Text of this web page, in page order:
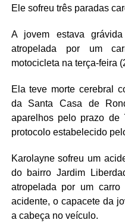
Ele sofreu três paradas
A jovem estava
atropelada por um
motocicleta na terça-feira
Ela teve morte cerebral
da Santa Casa de
aparelhos pelo prazo de
protocolo estabelecido
Karolayne sofreu um
do bairro Jardim
atropelada por um
acidente, o capacete da
a cabeça no veículo.